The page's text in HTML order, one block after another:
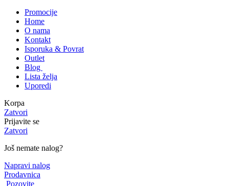
Promocije
Home
O nama
Kontakt
Isporuka & Povrat
Outlet
Blog
Lista želja
Uporedi
Korpa
Zatvori
Prijavite se
Zatvori
Još nemate nalog?
Napravi nalog
Prodavnica
Pozovite